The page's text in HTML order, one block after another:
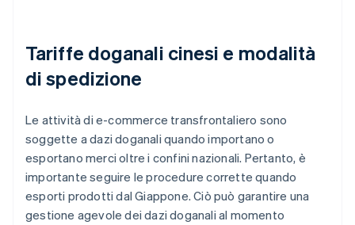
Tariffe doganali cinesi e modalità
di spedizione
Le attività di e-commerce transfrontaliero sono
soggette a dazi doganali quando importano o
esportano merci oltre i confini nazionali. Pertanto, è
importante seguire le procedure corrette quando
esporti prodotti dal Giappone. Ciò può garantire una
gestione agevole dei dazi doganali al momento